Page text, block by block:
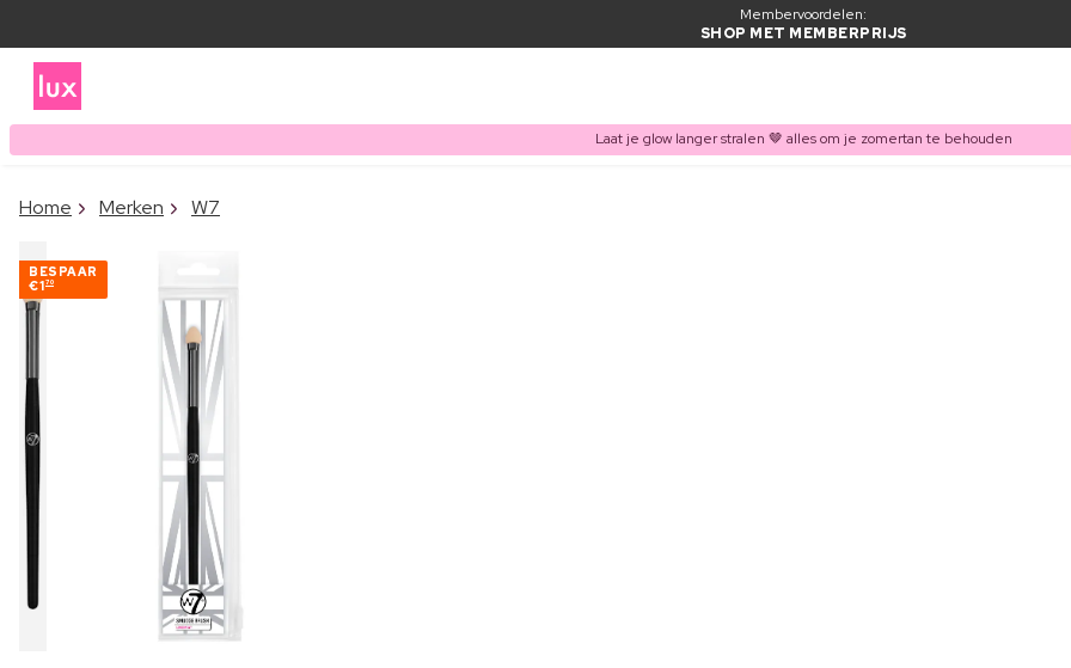
Membervoordelen:
SHOP MET MEMBERPRIJS
Laat je glow langer stralen 🤎 alles om je zomertan te behouden
Home Merken W7
BESPAAR
€170